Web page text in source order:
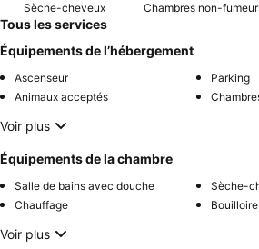
Sèche-cheveux Chambres non-
Tous les services
Équipements de l’hébergement
Ascenseur
Parking
Animaux acceptés
Voir plus
Équipements de la chambre
Salle de bains avec douche
Sèche-
Chauffage
Voir plus